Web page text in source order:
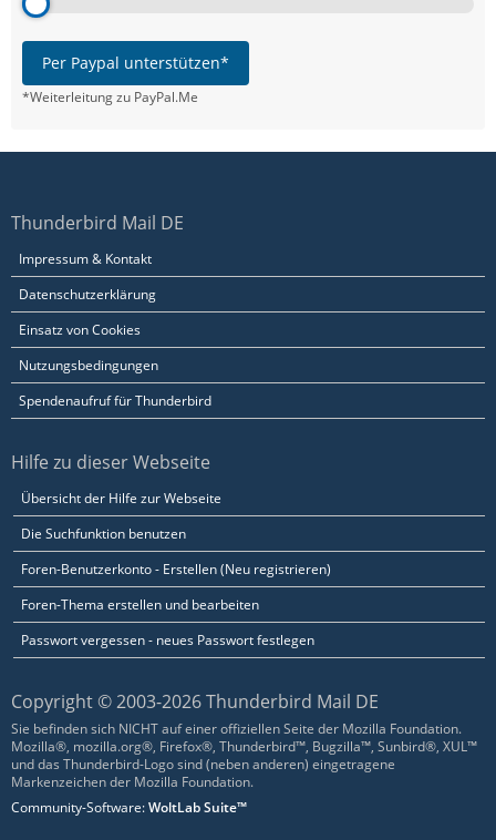
Per Paypal unterstützen*
*Weiterleitung zu PayPal.Me
Thunderbird Mail DE
Impressum & Kontakt
Datenschutzerklärung
Einsatz von Cookies
Nutzungsbedingungen
Spendenaufruf für Thunderbird
Hilfe zu dieser Webseite
Übersicht der Hilfe zur Webseite
Die Suchfunktion benutzen
Foren-Benutzerkonto - Erstellen (Neu registrieren)
Foren-Thema erstellen und bearbeiten
Passwort vergessen - neues Passwort festlegen
Copyright © 2003-2026 Thunderbird Mail DE
Sie befinden sich NICHT auf einer offiziellen Seite der Mozilla Foundation.
Mozilla®, mozilla.org®, Firefox®, Thunderbird™, Bugzilla™, Sunbird®, XUL™
und das Thunderbird-Logo sind (neben anderen) eingetragene
Markenzeichen der Mozilla Foundation.
Community-Software:WoltLab Suite™